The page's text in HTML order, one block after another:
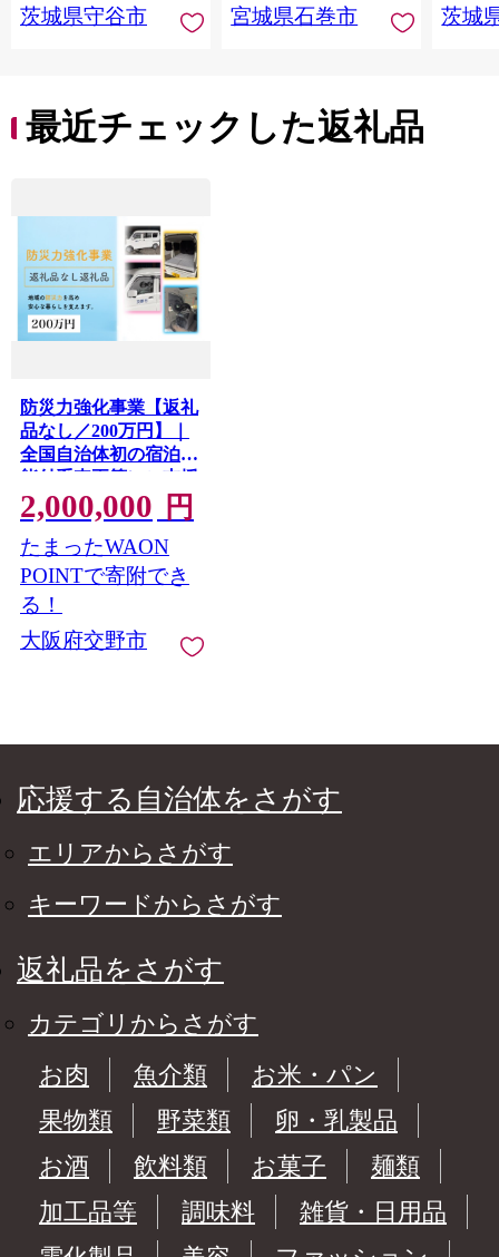
茨城県守谷市 宮城県石巻市 茨城
最近チェックした返礼品
防災力強化事業【返礼
品なし／200万円】｜
全国自治体初の宿泊機
能付系車両等にご支援
を！ [0625]
2,000,000 円
たまったWAON
POINTで寄附でき
る！
大阪府交野市
応援する自治体をさがす
エリアからさがす
キーワードからさがす
返礼品をさがす
カテゴリからさがす
お肉
魚介類
お米・パン
果物類
野菜類
卵・乳製品
お酒
飲料類 お菓子
麺類
加工品等
調味料
雑貨・日用品